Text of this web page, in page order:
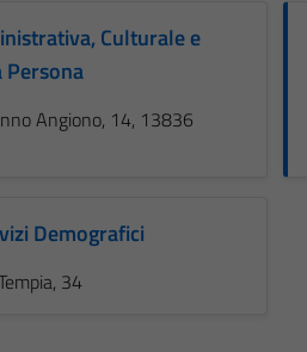
Culturale e
Persona
Angiono, 14, 13836
Demografici
34